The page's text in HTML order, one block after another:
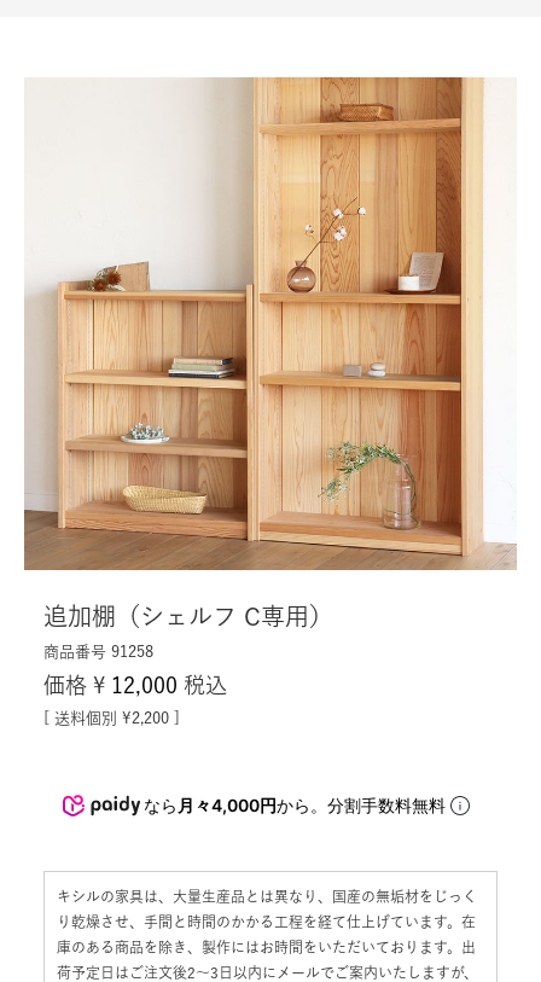
追加棚（シェルフ C専用）
商品番号 91258
価格 ¥ 12,000 税込
送料個別 ¥2,200
なら 月々4,000円から。分割手数料無料
キシルの家具は、大量生産品とは異なり、国産の無垢材をじっく
り乾燥させ、手間と時間のかかる工程を経て仕上げています。在
庫のある商品を除き、製作にはお時間をいただいております。出
荷予定日はご注文後2〜3日以内にメールでご案内いたしますが、